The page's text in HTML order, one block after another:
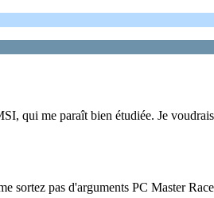
qui me paraît bien étudiée. Je
sortez pas d'arguments PC Master